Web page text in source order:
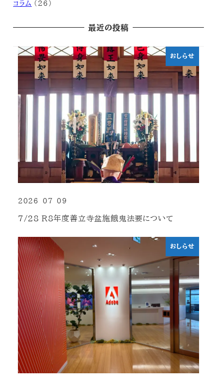
コラム (26)
最近の投稿
おしらせ
7/28 R8年度善立寺盆施餓鬼法要について
2026-07-09
おしらせ